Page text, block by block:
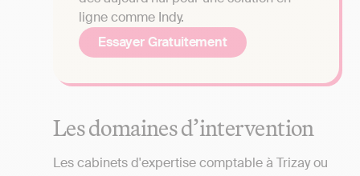
ligne comme Indy.
Essayer Gratuitement
Les domaines d’intervention
Les cabinets d'expertise comptable à Trizay ou